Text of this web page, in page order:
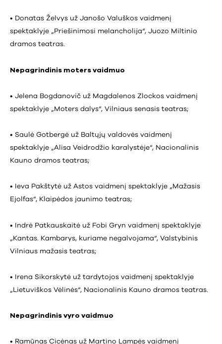
• Donatas Želvys už Janošo Valuškos vaidmenį
spektaklyje „Priešinimosi melancholija“, Juozo Miltinio
dramos teatras.
Nepagrindinis moters vaidmuo
• Jelena Bogdanovič už Magdalenos Zlockos vaidmenį
spektaklyje „Moters dalys“, Vilniaus senasis teatras;
• Saulė Gotbergė už Baltųjų valdovės vaidmenį
spektaklyje „Alisa Veidrodžio karalystėje“, Nacionalinis
Kauno dramos teatras;
• Ieva Pakštytė už Astos vaidmenį spektaklyje „Mažasis
Ejolfas“, Klaipėdos jaunimo teatras;
• Indrė Patkauskaitė už Fobi Gryn vaidmenį spektaklyje
„Kantas. Kambarys, kuriame negalvojama“, Valstybinis
Vilniaus mažasis teatras;
• Irena Sikorskytė už tardytojos vaidmenį spektaklyje
„Lietuviškos Vėlinės“, Nacionalinis Kauno dramos teatras.
Nepagrindinis vyro vaidmuo
• Ramūnas Cicėnas už Martino Lampės vaidmenį